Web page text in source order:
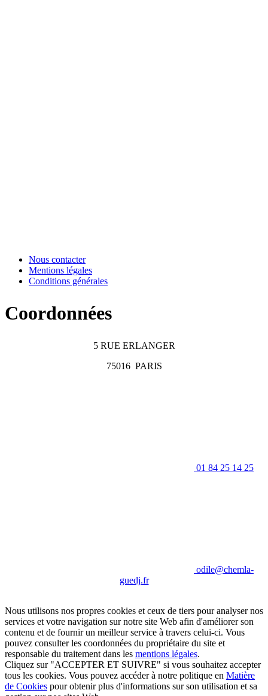
Nous contacter
Mentions légales
Conditions générales
Coordonnées
5 RUE ERLANGER
75016 PARIS
01 84 25 14 25
odile@chemla-
guedj.fr
Nous utilisons nos propres cookies et ceux de tiers pour analyser nos
services et votre navigation sur notre site Web afin d'améliorer son
contenu et de fournir un meilleur service à travers celui-ci. Vous
pouvez consulter les coordonnées du propriétaire du site et
responsable du traitement dans les mentions légales.
Cliquez sur "ACCEPTER ET SUIVRE" si vous souhaitez accepter
tous les cookies. Vous pouvez accéder à notre politique en Matière
de Cookies pour obtenir plus d'informations sur son utilisation et sa